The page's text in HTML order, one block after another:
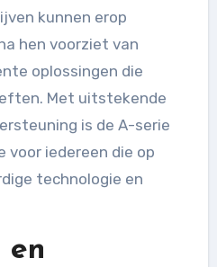
kunnen erop
hen voorziet van
oplossingen die
Met uitstekende
is de A-serie
voor iedereen die op
technologie en
en